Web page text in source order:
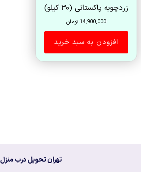
زردچوبه پاکستانی (۳۰ کیلو)
14,900,000 تومان
افزودن به سبد خرید
تهران تحویل درب منزل